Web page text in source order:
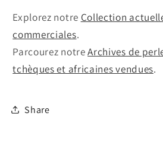
Explorez notre Collection
commerciales.
Parcourez notreArchives de
tchèques et africaines vendues.
Share